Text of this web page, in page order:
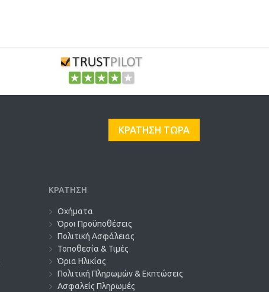
ΚΡΑΤΗΣΗ ΤΩΡΑ
ΚΡΑΤΗΣΗ
Οχήματα
Όροι Προϋποθέσεις
Πολιτική Ασφάλειας
Τοποθεσία & Τιμές
Όρια Ηλικίας
Πολιτική Πληρωμών & Εκπτώσεις
Ασφαλείς Πληρωμές